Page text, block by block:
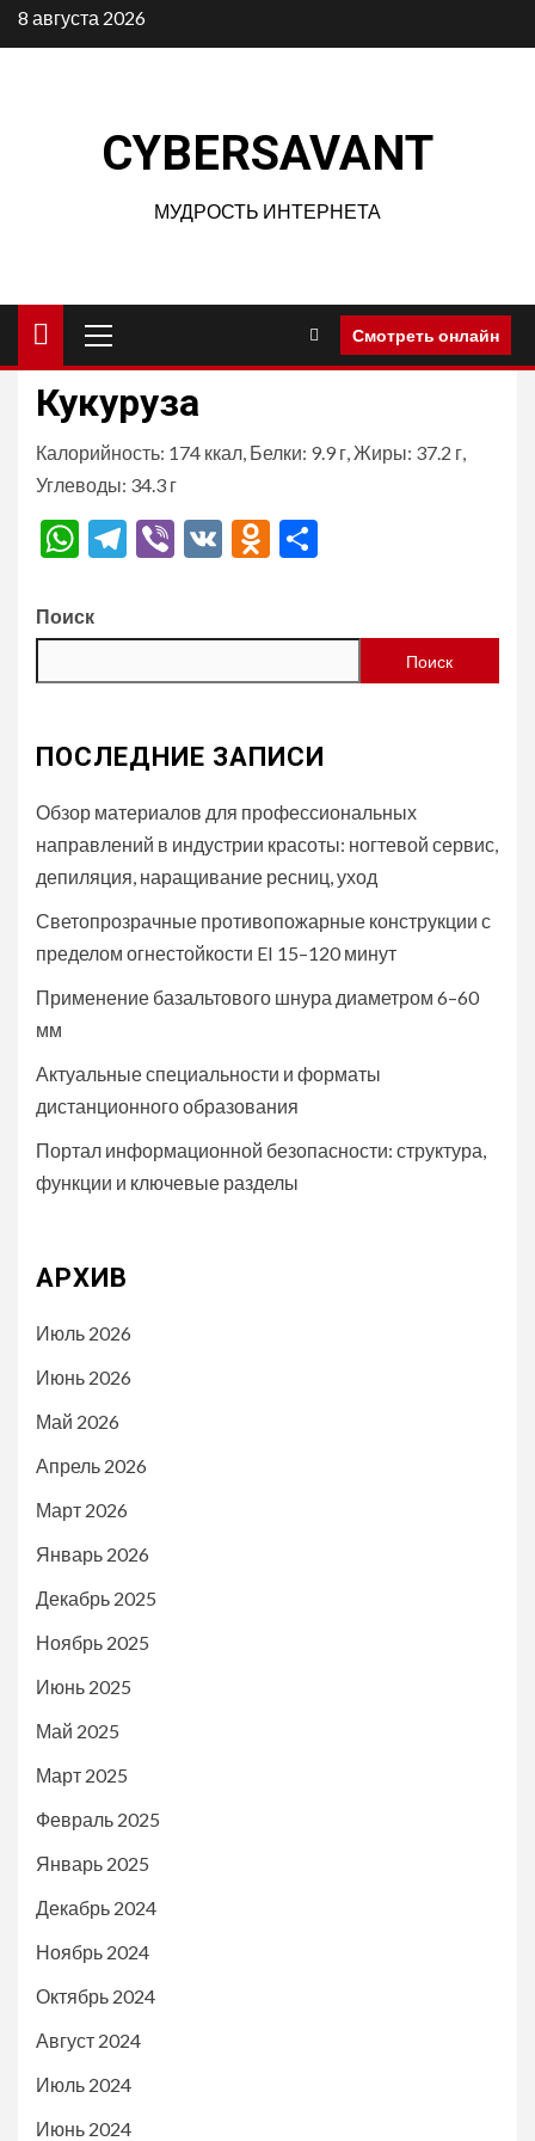
Перейти
к
8 августа 2026
CYBERSAVANT
МУДРОСТЬ ИНТЕРНЕТА
меню
Смотреть онлайн
Кукуруза
Калорийность: 174 ккал, Белки: 9.9 г, Жиры: 37.2 г,
Углеводы: 34.3 г
WhatsApp
Telegram
Viber
VK Odnoklassniki
Поиск
Поиск
ПОСЛЕДНИЕ ЗАПИСИ
Обзор материалов для профессиональных
направлений в индустрии красоты: ногтевой сервис,
депиляция, наращивание ресниц, уход
Светопрозрачные противопожарные конструкции с
пределом огнестойкости EI 15–120 минут
Применение базальтового шнура диаметром 6–60
мм
Актуальные специальности и форматы
дистанционного образования
Портал информационной безопасности: структура,
функции и ключевые разделы
АРХИВ
Июль 2026
Июнь 2026
Май 2026
Апрель 2026
Март 2026
Январь 2026
Декабрь 2025
Ноябрь 2025
Июнь 2025
Май 2025
Март 2025
Февраль 2025
Январь 2025
Декабрь 2024
Ноябрь 2024
Октябрь 2024
Август 2024
Июль 2024
Июнь 2024